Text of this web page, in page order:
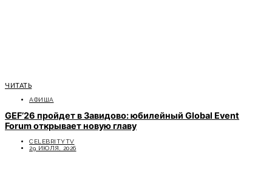
ЧИТАТЬ
АФИША
GEF’26 пройдет в Завидово: юбилейный Global Event
Forum открывает новую главу
CELEBRITYTV
29 ИЮЛЯ, 2026